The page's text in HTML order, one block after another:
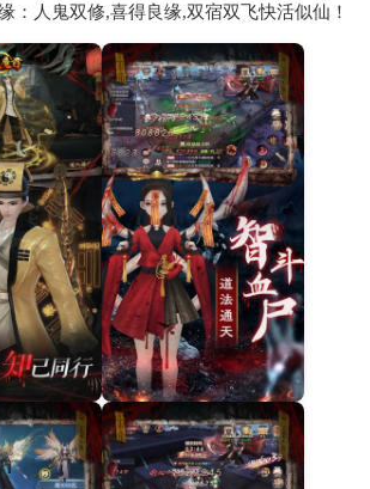
：人鬼双修,喜得良缘,双宿双飞快活似仙！